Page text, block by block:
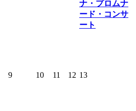
ナ・プロムナ
ード・コンサ
ート
9 10 11 12 13